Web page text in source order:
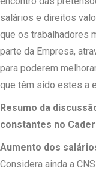
salários e direitos
que os trabalhadores
parte da Empresa,
para poderem
que têm sido estes a
Resumo da
constantes no
Aumento dos
Considera ainda a